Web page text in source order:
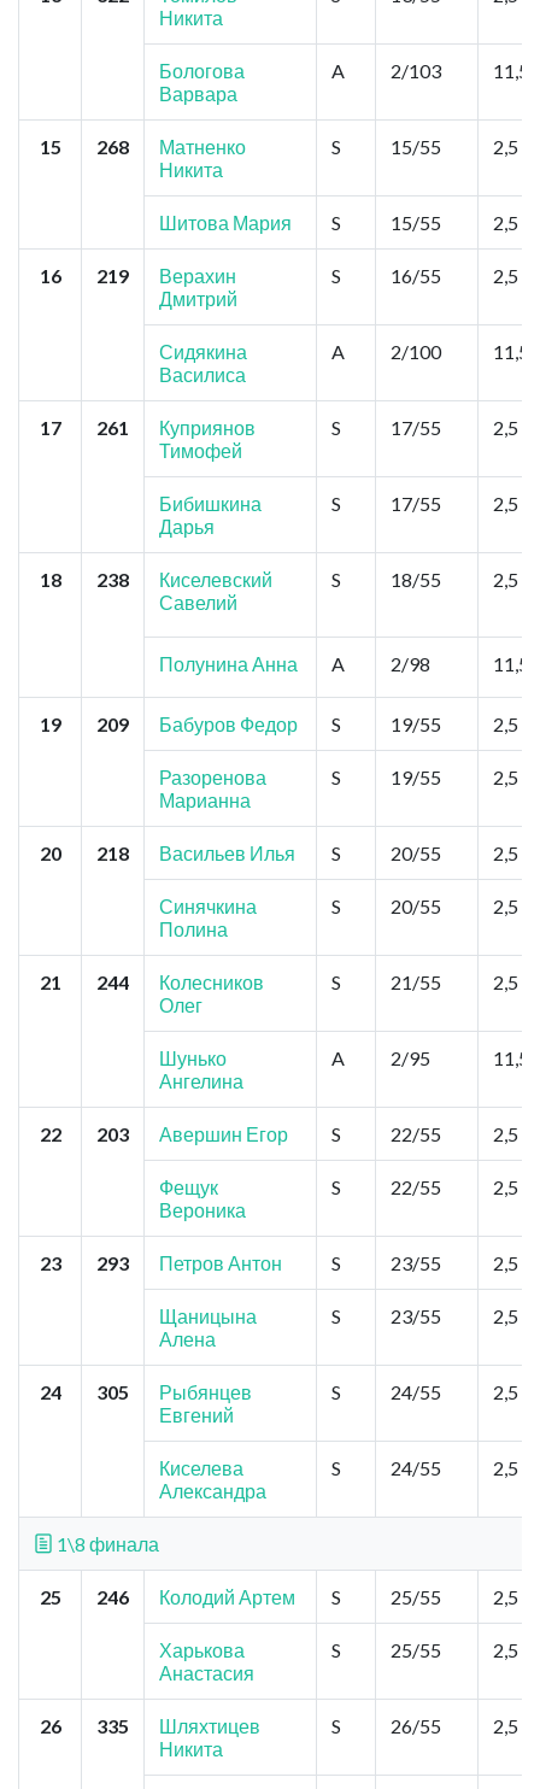
Никита
Бологова
Варвара
A 2/103 11,5
15 268
Матненко
Никита
S 15/55 2,5
Шитова Мария S 15/55 2,5
16 219
Верахин
Дмитрий
S 16/55 2,5
Сидякина
Василиса
A 2/100 11,5
17 261
Куприянов
Тимофей
S 17/55 2,5
Бибишкина
Дарья
S 17/55 2,5
18 238
Киселевский
Савелий
S 18/55 2,5
Полунина Анна A 2/98 11,5
19 209 Бабуров Федор S 19/55 2,5
Разоренова
Марианна
S 19/55 2,5
20 218 Васильев Илья S 20/55 2,5
Синячкина
Полина
S 20/55 2,5
21 244
Колесников
Олег
S 21/55 2,5
Шунько
Ангелина
A 2/95 11,5
22 203 Авершин Егор S 22/55 2,5
Фещук
Вероника
S 22/55 2,5
23 293 Петров Антон S 23/55 2,5
Щаницына
Алена
S 23/55 2,5
24 305
Рыбянцев
Евгений
S 24/55 2,5
Киселева
Александра
S 24/55 2,5
1\8 финала
25 246 Колодий Артем S 25/55 2,5
Харькова
Анастасия
S 25/55 2,5
26 335
Шляхтицев
Никита
S 26/55 2,5